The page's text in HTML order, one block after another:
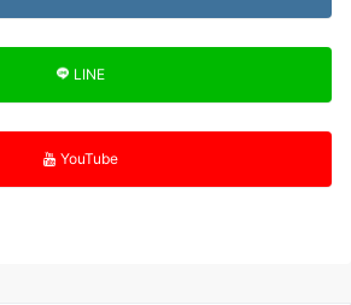
LINE
YouTube